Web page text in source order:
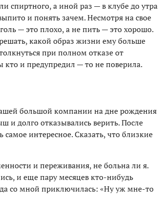
спиртного, а иной раз — в клубе до утра
и понять зачем. Несмотря на свое
— это плохо, а не пить — это хорошо.
какой образ жизни ему больше
при полном отказе от
кто и предупредил — то не поверила.
большой компании на дне рождения
и долго отказывались верить. После
самое интересное. Сказать, что близкие
и переживания, не больна ли я.
и еще пару месяцев кто-нибудь
со мной приключилась: «Ну уж мне-то